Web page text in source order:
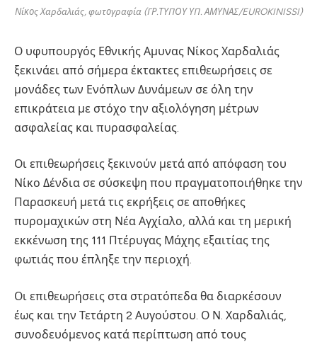
Νίκος Χαρδαλιάς, φωτογραφία (ΓΡ.ΤΥΠΟΥ ΥΠ. ΑΜΥΝΑΣ/EUROKINISSI)
Ο υφυπουργός Εθνικής Αμυνας Νίκος Χαρδαλιάς
ξεκινάει από σήμερα έκτακτες επιθεωρήσεις σε
μονάδες των Ενόπλων Δυνάμεων σε όλη την
επικράτεια με στόχο την αξιολόγηση μέτρων
ασφαλείας και πυρασφαλείας.
Οι επιθεωρήσεις ξεκινούν μετά από απόφαση του
Νίκο Δένδια σε σύσκεψη που πραγματοποιήθηκε την
Παρασκευή μετά τις εκρήξεις σε αποθήκες
πυρομαχικών στη Νέα Αγχίαλο, αλλά και τη μερική
εκκένωση της 111 Πτέρυγας Μάχης εξαιτίας της
φωτιάς που έπληξε την περιοχή.
Οι επιθεωρήσεις στα στρατόπεδα θα διαρκέσουν
έως και την Τετάρτη 2 Αυγούστου. Ο Ν. Χαρδαλιάς,
συνοδευόμενος κατά περίπτωση από τους